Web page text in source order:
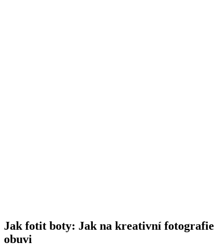
Jak fotit boty: Jak na kreativní fotografie
obuvi